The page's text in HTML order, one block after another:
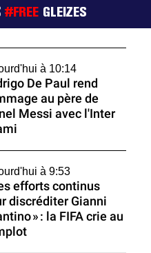
#FREE GLEIZES
à 10:14
De Paul rend
au père de
Messi avec l'Inter
à 9:53
efforts continus
discréditer Gianni
» : la FIFA crie au